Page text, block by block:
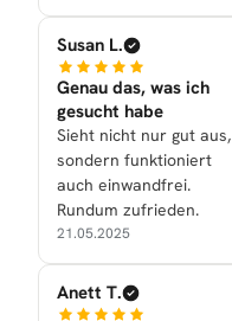
Susan L.
Genau das, was ich
gesucht habe
Sieht nicht nur gut aus,
sondern funktioniert
auch einwandfrei.
Rundum zufrieden.
21.05.2025
Anett T.